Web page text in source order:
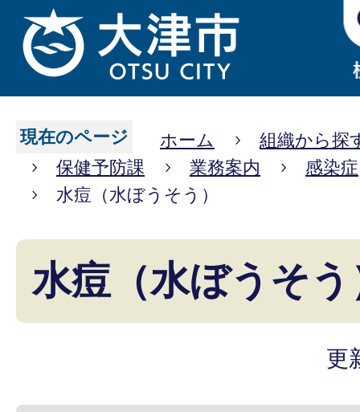
現在のページ ホーム
組織から探
保健予防課
業務案内
感染症
水痘（水ぼうそう）
水痘（水ぼうそう
更